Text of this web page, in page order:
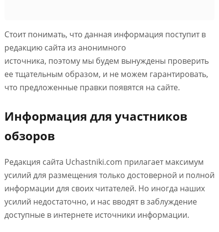
Стоит понимать, что данная информация поступит в
редакцию сайта из анонимного
источника, поэтому мы будем вынуждены проверить
ее тщательным образом, и не можем гарантировать,
что предложенные правки появятся на сайте.
Информация для участников
обзоров
Редакция сайта Uchastniki.com прилагает максимум
усилий для размещения только достоверной и полной
информации для своих читателей. Но иногда наших
усилий недостаточно, и нас вводят в заблуждение
доступные в интернете источники информации.